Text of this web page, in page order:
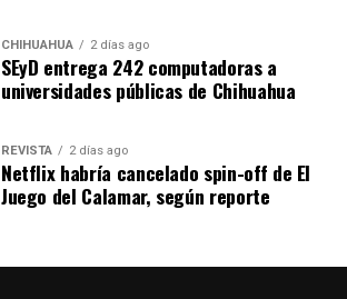
CHIHUAHUA 2 días ago
SEyD entrega 242 computadoras a
universidades públicas de Chihuahua
REVISTA 2 días ago
Netflix habría cancelado spin-off de El
Juego del Calamar, según reporte